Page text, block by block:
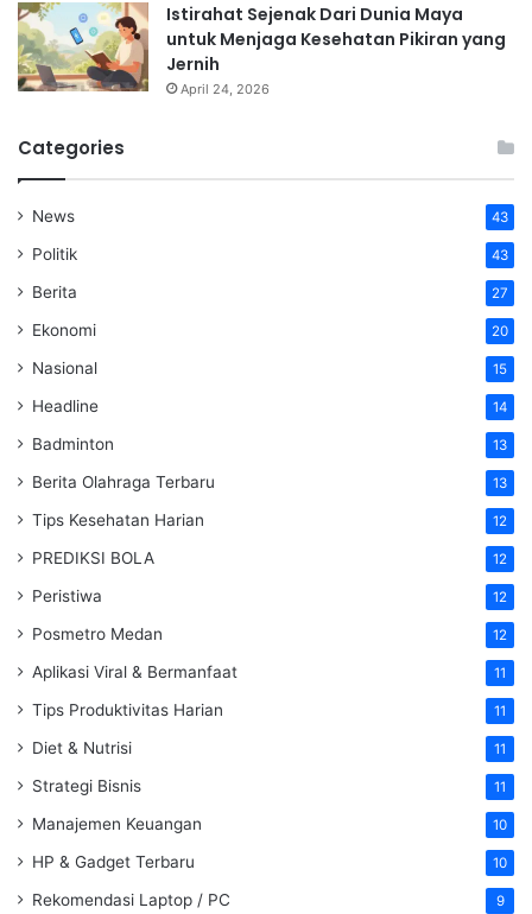
Istirahat Sejenak Dari Dunia Maya
untuk Menjaga Kesehatan Pikiran yang
Jernih
April 24, 2026
Categories
News 43
Politik 43
Berita 27
Ekonomi 20
Nasional 15
Headline 14
Badminton 13
Berita Olahraga Terbaru 13
Tips Kesehatan Harian 12
PREDIKSI BOLA 12
Peristiwa 12
Posmetro Medan 12
Aplikasi Viral & Bermanfaat 11
Tips Produktivitas Harian 11
Diet & Nutrisi 11
Strategi Bisnis 11
Manajemen Keuangan 10
HP & Gadget Terbaru 10
Rekomendasi Laptop / PC 9